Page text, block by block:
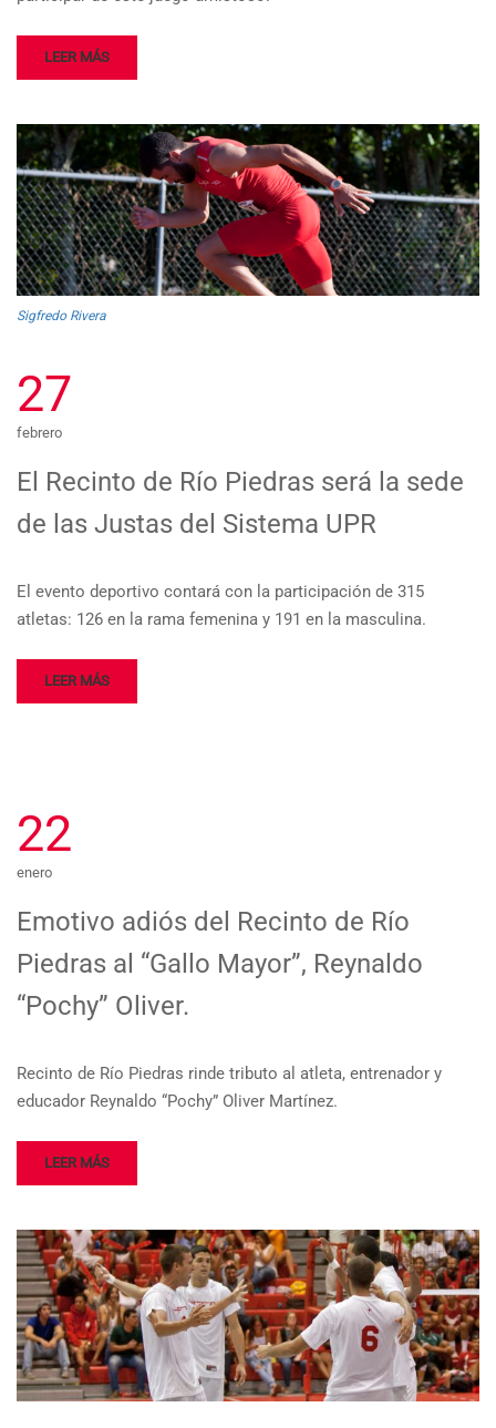
LEER MÁS
Sigfredo Rivera
27
febrero
El Recinto de Río Piedras será la sede
de las Justas del Sistema UPR
El evento deportivo contará con la participación de 315
atletas: 126 en la rama femenina y 191 en la masculina.
LEER MÁS
22
enero
Emotivo adiós del Recinto de Río
Piedras al “Gallo Mayor”, Reynaldo
“Pochy” Oliver.
Recinto de Río Piedras rinde tributo al atleta, entrenador y
educador Reynaldo “Pochy” Oliver Martínez.
LEER MÁS